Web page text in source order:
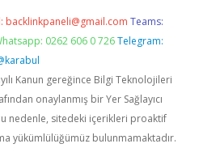
backlinkpaneli@gmail.com Teams:
0262 606 0 726 Telegram:
Kanun gereğince Bilgi Teknolojileri
onaylanmış bir Yer Sağlayıcı
nedenle, sitedeki içerikleri proaktif
yükümlülüğümüz bulunmamaktadır.